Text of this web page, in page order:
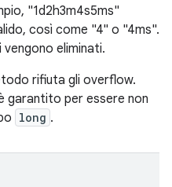
"1d2h3m4s5ms"
così come "4" o "4ms".
eliminati.
rifiuta gli overflow.
garantito per essere non
long .